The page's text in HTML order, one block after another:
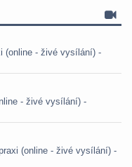
(online - živé vysílání) -
- živé vysílání) -
(online - živé vysílání) -